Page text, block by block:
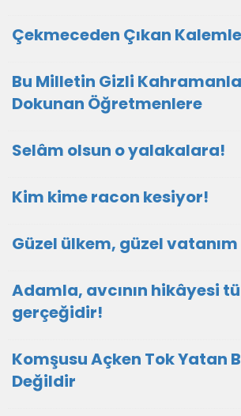
Çekmeceden Çıkan
Bu Milletin Gizli
Dokunan Öğretmenlere
Selâm olsun o yalakalara!
Kim kime racon kesiyor!
Güzel ülkem, güzel vatanım
Adamla, avcının hikâyesi
gerçeğidir!
Komşusu Açken Tok Yatan
Değildir